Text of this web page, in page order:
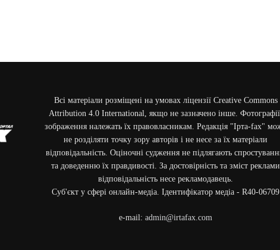
Всі матеріали розміщені на умовах ліцензії Creative Commons
Attribution 4.0 International, якщо не зазначено інше.
зображення належать їх правовласникам. Редакція "Ірта-fax"
не розділяти точку зору авторів і не несе за їх матеріали
відповідальність. Оціночні судження не підлягають
та доведенню їх правдивості. За достовірність та зміст реклами
відповідальність несе рекламодавець.
Cуб'єкт у сфері онлайн-медіа. Ідентифікатор медіа - R40-06709
e-mail: admin@irtafax.com